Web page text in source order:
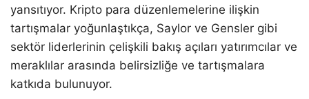
yansıtıyor. Kripto para düzenlemelerine ilişkin
tartışmalar yoğunlaştıkça, Saylor ve Gensler gibi
sektör liderlerinin çelişkili bakış açıları yatırımcılar ve
meraklılar arasında belirsizliğe ve tartışmalara
katkıda bulunuyor.